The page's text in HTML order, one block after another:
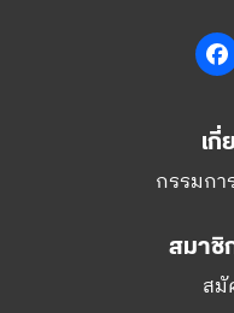
เกี่
กรรมกา
สมาชิ
สมั